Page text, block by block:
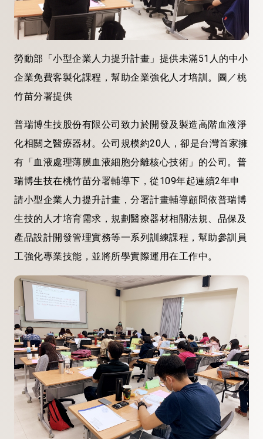
勞動部「小型企業人力提升計畫」提供未滿51人的中小
企業免費客製化課程，幫助企業強化人才培訓。圖／桃
竹苗分署提供
普瑞博生技股份有限公司致力於開發及製造高階血液淨
化相關之醫療器材。公司規模約20人，卻是台灣首家擁
有「血液處理薄膜血液細胞分離核心技術」的公司。普
瑞博生技在桃竹苗分署輔導下，從109年起連續2年申
請小型企業人力提升計畫，分署計畫輔導顧問依普瑞博
生技的人才培育需求，規劃醫療器材相關法規、品保及
產品設計開發管理實務等一系列訓練課程，幫助參訓員
工強化專業技能，並將所學實際運用在工作中。